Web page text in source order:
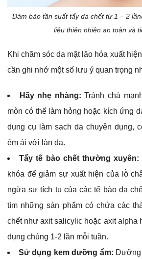
Đảm bảo tần suất tẩy da chết từ 1 – 2
liệu thiên nhiên an toàn và
Khi chăm sóc da mặt lão hóa xuất
cần ghi nhớ một số lưu ý quan trọng
Hãy nhẹ nhàng: Tránh chà
mòn có thể làm hỏng hoặc kích ứng
dụng cụ làm sạch da chuyên dụng,
êm ái với làn da.
Tẩy tế bào chết thường xuyên:
khóa để giảm sự xuất hiện của lỗ
ngừa sự tích tụ của các tế bào da
tìm những sản phẩm có chứa các
chết như axit salicylic hoặc axit alpha
dụng chúng 1-2 lần mỗi tuần.
Sử dụng kem dưỡng ẩm: Dưỡng